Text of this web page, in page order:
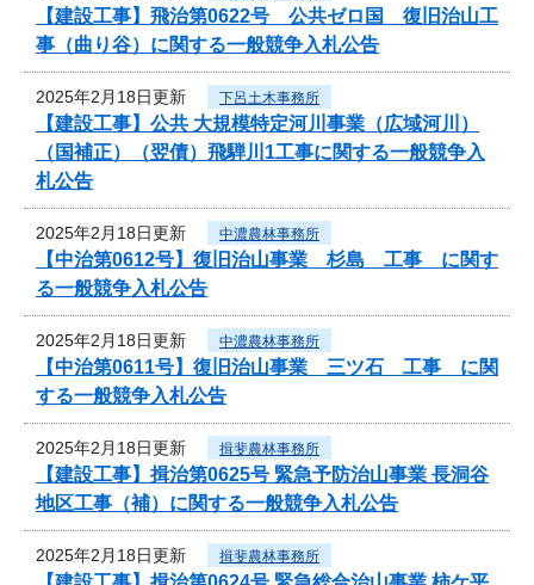
【建設工事】飛治第0622号 公共ゼロ国 復旧治山工
事（曲り谷）に関する一般競争入札公告
2025年2月18日更新 下呂土木事務所
【建設工事】公共 大規模特定河川事業（広域河川）
（国補正）（翌債）飛騨川1工事に関する一般競争入
札公告
2025年2月18日更新 中濃農林事務所
【中治第0612号】復旧治山事業 杉島 工事 に関す
る一般競争入札公告
2025年2月18日更新 中濃農林事務所
【中治第0611号】復旧治山事業 三ツ石 工事 に関
する一般競争入札公告
2025年2月18日更新 揖斐農林事務所
【建設工事】揖治第0625号 緊急予防治山事業 長洞谷
地区工事（補）に関する一般競争入札公告
2025年2月18日更新 揖斐農林事務所